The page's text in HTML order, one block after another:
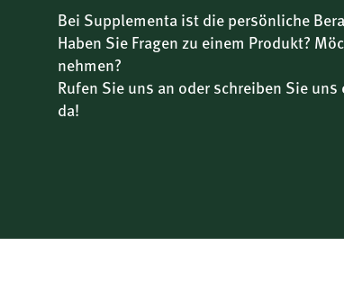
Bei Supplementa ist die persönliche
Haben Sie Fragen zu einem Produkt?
nehmen?
Rufen Sie uns an oder schreiben Sie
da!